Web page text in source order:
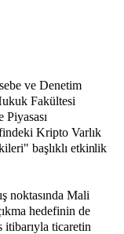
ve Denetim
Fakültesi
Kripto Varlık
başlıklı etkinlik
noktasında Mali
hedefinin de
itibarıyla ticaretin